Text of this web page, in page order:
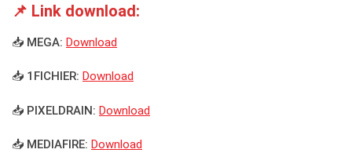
📌 Link download:
📥 MEGA: Download
📥 1FICHIER: Download
📥 PIXELDRAIN: Download
📥 MEDIAFIRE: Download